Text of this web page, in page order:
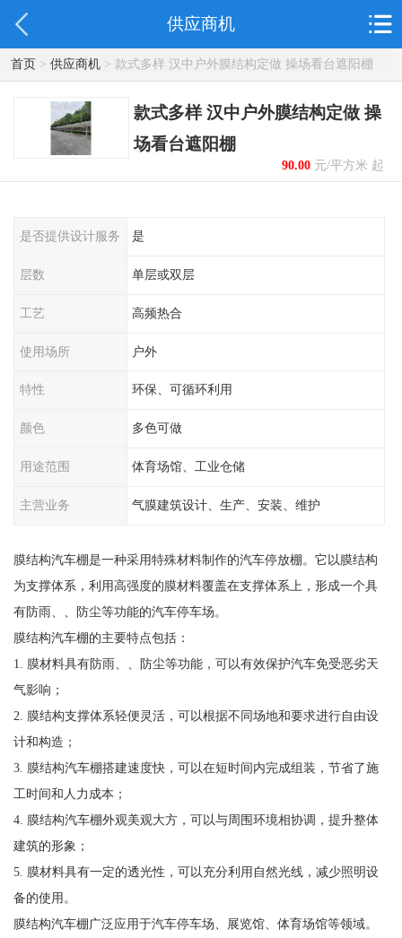
供应商机
首页> 供应商机> 款式多样 汉中户外膜结构定做 操场看台遮阳棚
款式多样 汉中户外膜结构定做 操
场看台遮阳棚
90.00元/平方米 起
是否提供设计服务 是
层数 单层或双层
工艺 高频热合
使用场所 户外
特性 环保、可循环利用
颜色 多色可做
用途范围 体育场馆、工业仓储
主营业务 气膜建筑设计、生产、安装、维护
膜结构汽车棚是一种采用特殊材料制作的汽车停放棚。它以膜结构
为支撑体系，利用高强度的膜材料覆盖在支撑体系上，形成一个具
有防雨、、防尘等功能的汽车停车场。
膜结构汽车棚的主要特点包括：
1. 膜材料具有防雨、、防尘等功能，可以有效保护汽车免受恶劣天
气影响；
2. 膜结构支撑体系轻便灵活，可以根据不同场地和要求进行自由设
计和构造；
3. 膜结构汽车棚搭建速度快，可以在短时间内完成组装，节省了施
工时间和人力成本；
4. 膜结构汽车棚外观美观大方，可以与周围环境相协调，提升整体
建筑的形象；
5. 膜材料具有一定的透光性，可以充分利用自然光线，减少照明设
备的使用。
膜结构汽车棚广泛应用于汽车停车场、展览馆、体育场馆等领域。